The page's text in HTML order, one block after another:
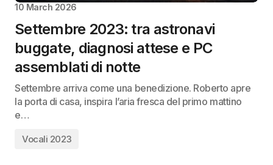
10 March 2026
Settembre 2023: tra astronavi
buggate, diagnosi attese e PC
assemblati di notte
Settembre arriva come una benedizione. Roberto apre
la porta di casa, inspira l’aria fresca del primo mattino
e…
Vocali 2023